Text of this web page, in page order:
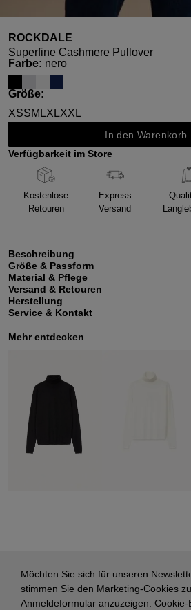
ROCKDALE
Superfine Cashmere Pullover
Farbeauswählen
: nero
Größeauswählen
:
XSSM LXLXXL
In den Warenkorb
Verfügbarkeit im Store
Kostenlose
Retouren
Express
Versand
Beschreibung
Größe & Passform
Material & Pflege
Versand & Retouren
Herstellung
Service & Kontakt
Mehr entdecken
Möchten Sie sich für unseren
stimmen Sie den Marketing-Cookies
Anmeldeformular anzuzeigen: Cookie-